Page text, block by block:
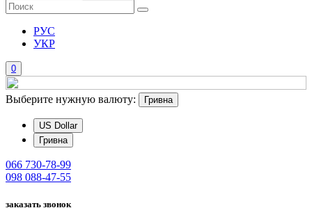
РУС
УКР
0
Выберите нужную валюту: Гривна
US Dollar
Гривна
066 730-78-99
098 088-47-55
заказать звонок